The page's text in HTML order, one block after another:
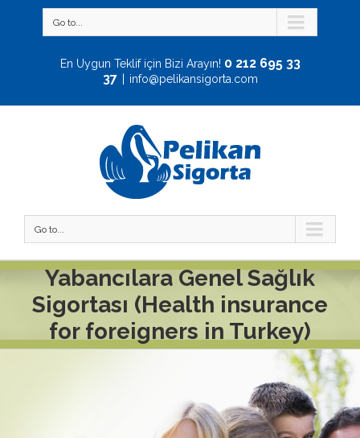
Go to...
En Uygun Teklif için Bizi Arayın! 0 212 695 33
37
info@pelikansigorta.com
Go to...
Yabancılara Genel Sağlık
Sigortası (Health insurance
for foreigners in Turkey)